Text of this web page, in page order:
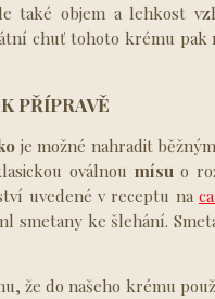
také objem a lehkost
chuť tohoto krému pak
PŘÍPRAVĚ
je možné nahradit
oválnou mísu o
uvedené v receptu na
smetany ke šlehání.
že do našeho krému